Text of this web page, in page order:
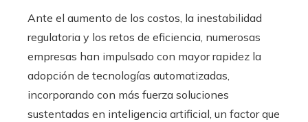
Ante el aumento de los costos, la inestabilidad
regulatoria y los retos de eficiencia, numerosas
empresas han impulsado con mayor rapidez la
adopción de tecnologías automatizadas,
incorporando con más fuerza soluciones
sustentadas en inteligencia artificial, un factor que